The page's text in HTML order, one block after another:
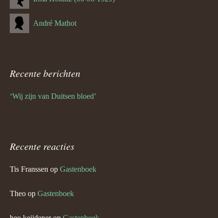
André Mathot
Recente berichten
‘Wij zijn van Duitsen bloed’
Recente reacties
Tis Franssen op Gastenboek
Theo op Gastenboek